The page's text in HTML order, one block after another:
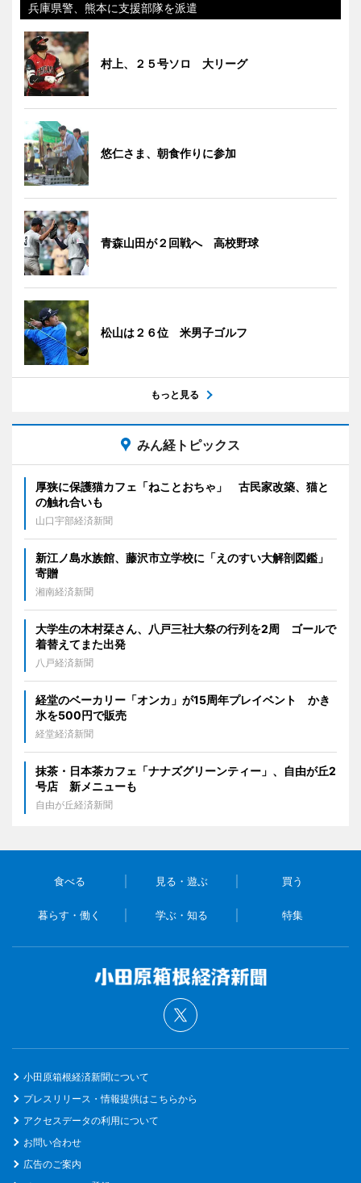
兵庫県警、熊本に支援部隊を派遣
村上、２５号ソロ 大リーグ
悠仁さま、朝食作りに参加
青森山田が２回戦へ 高校野球
松山は２６位 米男子ゴルフ
もっと見る
みん経トピックス
厚狭に保護猫カフェ「ねことおちゃ」 古民家改築、猫と
の触れ合いも
山口宇部経済新聞
新江ノ島水族館、藤沢市立学校に「えのすい大解剖図鑑」
寄贈
湘南経済新聞
大学生の木村栞さん、八戸三社大祭の行列を2周 ゴールで
着替えてまた出発
八戸経済新聞
経堂のベーカリー「オンカ」が15周年プレイベント かき
氷を500円で販売
経堂経済新聞
抹茶・日本茶カフェ「ナナズグリーンティー」、自由が丘2
号店 新メニューも
自由が丘経済新聞
食べる 見る・遊ぶ 買う
暮らす・働く 学ぶ・知る 特集
小田原箱根経済新聞について
プレスリリース・情報提供はこちらから
アクセスデータの利用について
お問い合わせ
広告のご案内